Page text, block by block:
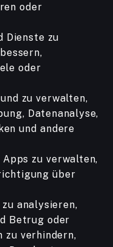
oder
Dienste zu
oder
zu verwalten,
Datenanalyse,
und andere
Apps zu verwalten,
über
analysieren,
Betrug oder
verhindern,